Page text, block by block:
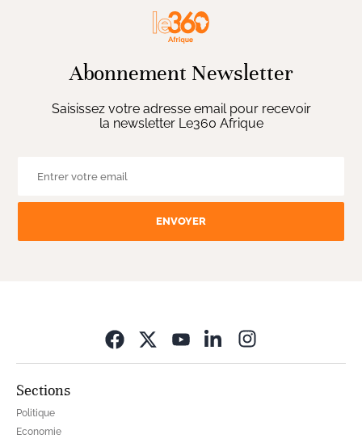
Abonnement Newsletter
Saisissez votre adresse email pour recevoir
la newsletter Le360 Afrique
ENVOYER
Sections
Politique
Economie